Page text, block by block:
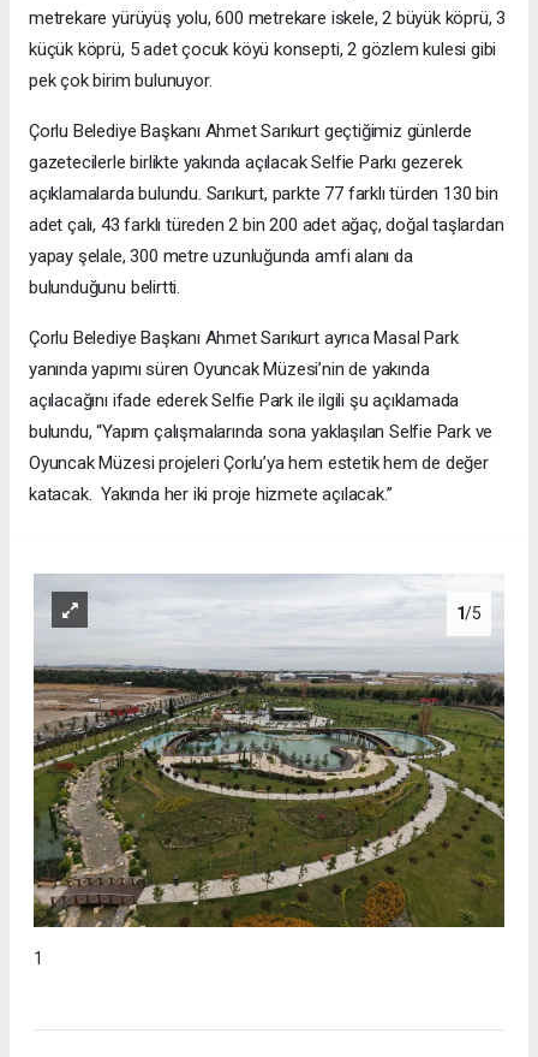
metrekare yürüyüş yolu, 600 metrekare iskele, 2 büyük köprü, 3
küçük köprü, 5 adet çocuk köyü konsepti, 2 gözlem kulesi gibi
pek çok birim bulunuyor.
Çorlu Belediye Başkanı Ahmet Sarıkurt geçtiğimiz günlerde
gazetecilerle birlikte yakında açılacak Selfie Parkı gezerek
açıklamalarda bulundu. Sarıkurt, parkte 77 farklı türden 130 bin
adet çalı, 43 farklı türeden 2 bin 200 adet ağaç, doğal taşlardan
yapay şelale, 300 metre uzunluğunda amfi alanı da
bulunduğunu belirtti.
Çorlu Belediye Başkanı Ahmet Sarıkurt ayrıca Masal Park
yanında yapımı süren Oyuncak Müzesi’nin de yakında
açılacağını ifade ederek Selfie Park ile ilgili şu açıklamada
bulundu, “Yapım çalışmalarında sona yaklaşılan Selfie Park ve
Oyuncak Müzesi projeleri Çorlu’ya hem estetik hem de değer
katacak. Yakında her iki proje hizmete açılacak.”
1/5
1